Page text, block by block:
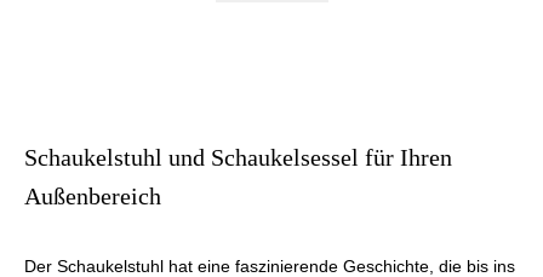
Schaukelstuhl und Schaukelsessel für Ihren
Außenbereich
Der Schaukelstuhl hat eine faszinierende Geschichte, die bis ins